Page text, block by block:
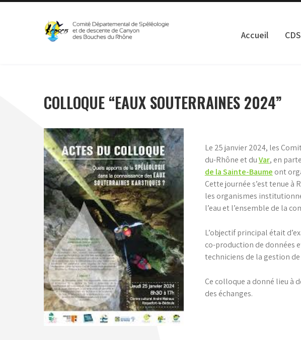
Skip
Accueil
COLLOQUE “EAUX SOUTERRAINES 2024”
Le 25 janvier 2024, les
du-Rhône et duVar, en
de la Sainte-Baume ont
Cette journée s’est tenue
les organismes
l’eau et l’ensemble de la
L’objectif principal était
co-production de données
techniciens de la gestion
Ce colloque a donné lieu à
des échanges.